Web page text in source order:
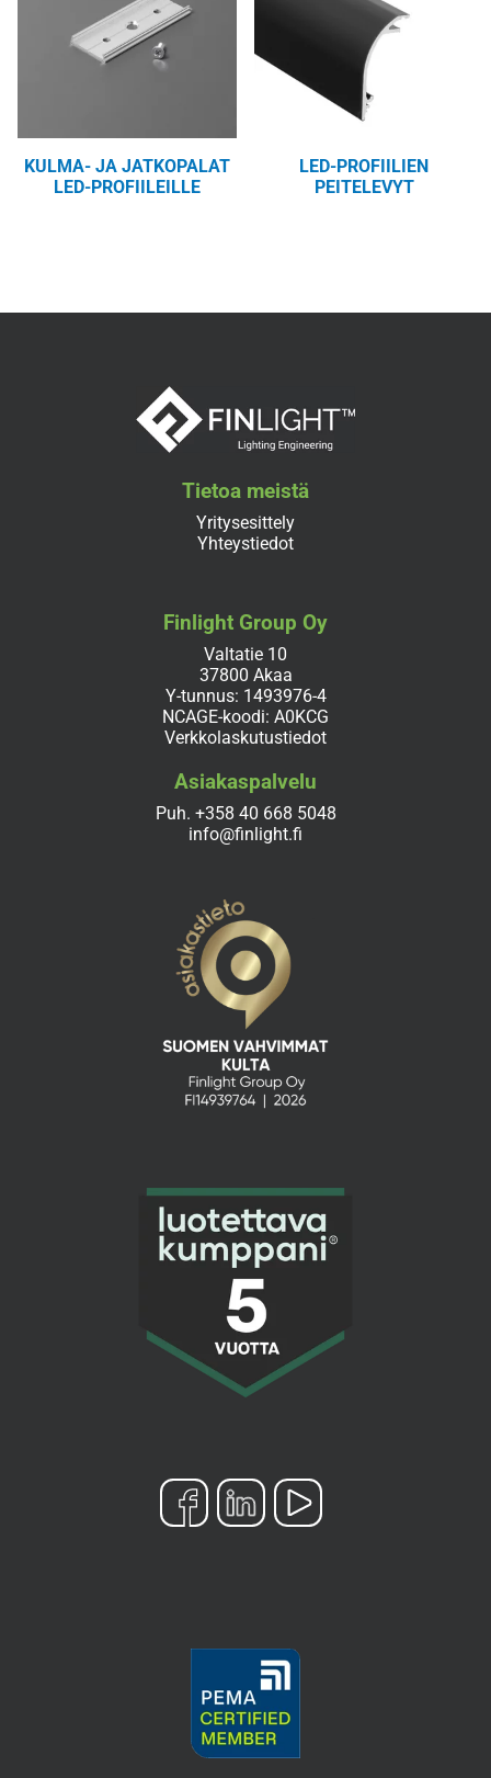
KULMA- JA JATKOPALAT
LED-PROFIILEILLE
LED-PROFIILIEN
PEITELEVYT
Tietoa meistä
Yritysesittely
Yhteystiedot
Finlight Group Oy
Valtatie 10
37800 Akaa
Y-tunnus: 1493976-4
NCAGE-koodi: A0KCG
Verkkolaskutustiedot
Asiakaspalvelu
Puh. +358 40 668 5048
info@finlight.fi